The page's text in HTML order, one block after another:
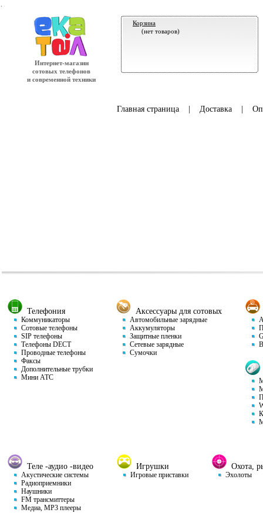
Интернет-магазин
сотовых телефонов
и современной техники
Корзина
(нет товаров)
Главная страница| Доставка|
Телефония
Коммуникаторы
Сотовые телефоны
SIP телефоны
Телефоны DECT
Проводные телефоны
Факсы
Дополнительные трубки
Мини АТС
Аксессуары для сотовых
Автомобильные зарядные
Аккумуляторы
Защитные пленки
Сетевые зарядные
Сумочки
Теле -аудио -видео
Акустические системы
Радиоприемники
Наушники
FM трансмиттеры
Медиа, MP3 плееры
Игрушки
Игровые приставки
Охота,
Эхолоты